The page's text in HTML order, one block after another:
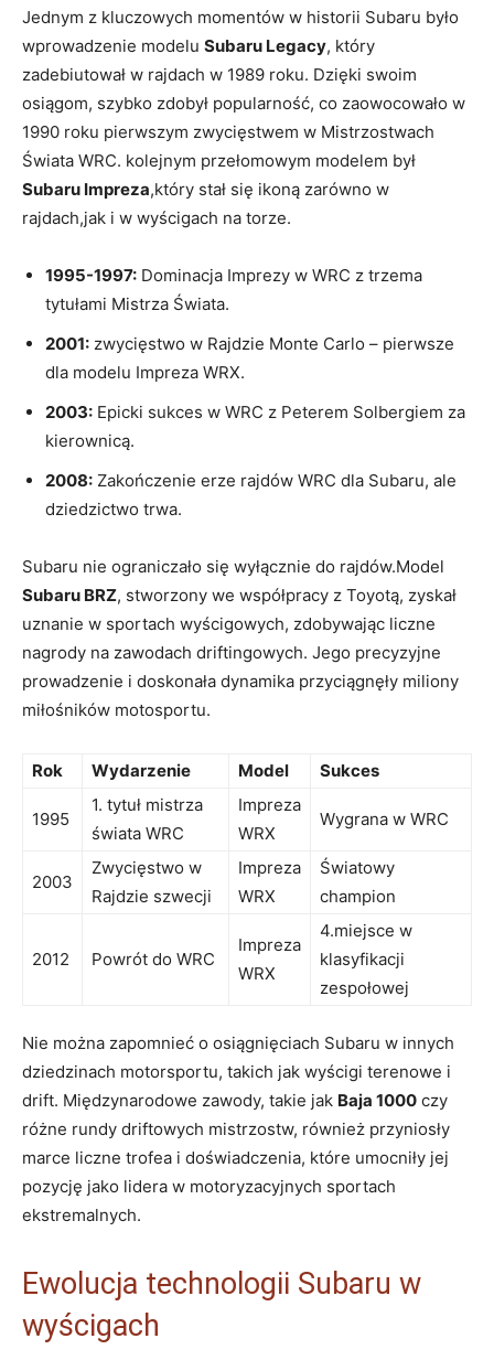
Jednym z kluczowych momentów w historii Subaru było
wprowadzenie modelu Subaru Legacy, który
zadebiutował w rajdach w 1989 roku. Dzięki swoim
osiągom, szybko zdobył popularność, co zaowocowało w
1990 roku pierwszym zwycięstwem w Mistrzostwach
Świata WRC. kolejnym przełomowym modelem był
Subaru Impreza,który stał się ikoną zarówno w
rajdach,jak i w wyścigach na torze.
1995-1997: Dominacja Imprezy w WRC z trzema
tytułami Mistrza Świata.
2001: zwycięstwo w Rajdzie Monte Carlo – pierwsze
dla modelu Impreza WRX.
2003: Epicki sukces w WRC z Peterem Solbergiem za
kierownicą.
2008: Zakończenie erze rajdów WRC dla Subaru, ale
dziedzictwo trwa.
Subaru nie ograniczało się wyłącznie do rajdów.Model
Subaru BRZ, stworzony we współpracy z Toyotą, zyskał
uznanie w sportach wyścigowych, zdobywając liczne
nagrody na zawodach driftingowych. Jego precyzyjne
prowadzenie i doskonała dynamika przyciągnęły miliony
miłośników motosportu.
Rok Wydarzenie Model Sukces
1995
1. tytuł mistrza
świata WRC
Impreza
WRX
Wygrana w WRC
2003
Zwycięstwo w
Rajdzie szwecji
Impreza
WRX
Światowy
champion
2012 Powrót do WRC
Impreza
WRX
4.miejsce w
klasyfikacji
zespołowej
Nie można zapomnieć o osiągnięciach Subaru w innych
dziedzinach motorsportu, takich jak wyścigi terenowe i
drift. Międzynarodowe zawody, takie jak Baja 1000 czy
różne rundy driftowych mistrzostw, również przyniosły
marce liczne trofea i doświadczenia, które umocniły jej
pozycję jako lidera w motoryzacyjnych sportach
ekstremalnych.
Ewolucja technologii Subaru w
wyścigach